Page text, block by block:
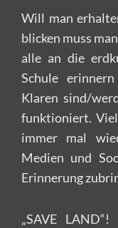
Will man
blicken muss
alle an die
Schule
Klaren sind/
funktioniert.
immer mal
Medien und
Erinnerung
„SAVE